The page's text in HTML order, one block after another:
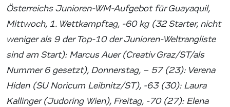
Österreichs Junioren-WM-Aufgebot für Guayaquil,
Mittwoch, 1. Wettkampftag, -60 kg (32 Starter, nicht
weniger als 9 der Top-10 der Junioren-Weltrangliste
sind am Start): Marcus Auer (Creativ Graz/ST/als
Nummer 6 gesetzt), Donnerstag, – 57 (23): Verena
Hiden (SU Noricum Leibnitz/ST), -63 (30): Laura
Kallinger (Judoring Wien), Freitag, -70 (27): Elena